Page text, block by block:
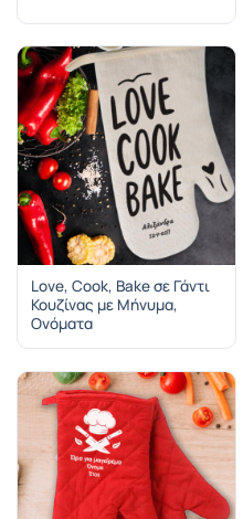
Love, Cook, Bake σε Γάντι
Κουζίνας με Μήνυμα,
Ονόματα